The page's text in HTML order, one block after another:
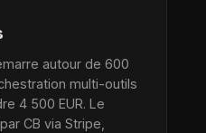
autour de 600
multi-outils
4 500 EUR. Le
CB via Stripe,